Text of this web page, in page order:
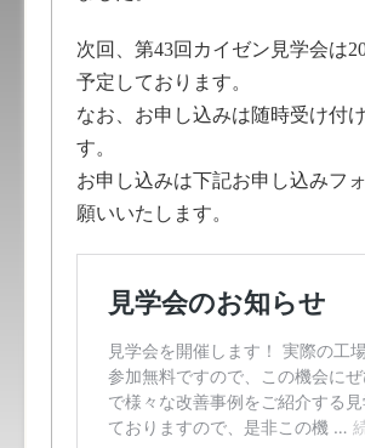
次回、第43回カイゼン見学会は
予定しております。
なお、お申し込みは随時受け付
す。
お申し込みは下記お申し込みフ
願いいたします。